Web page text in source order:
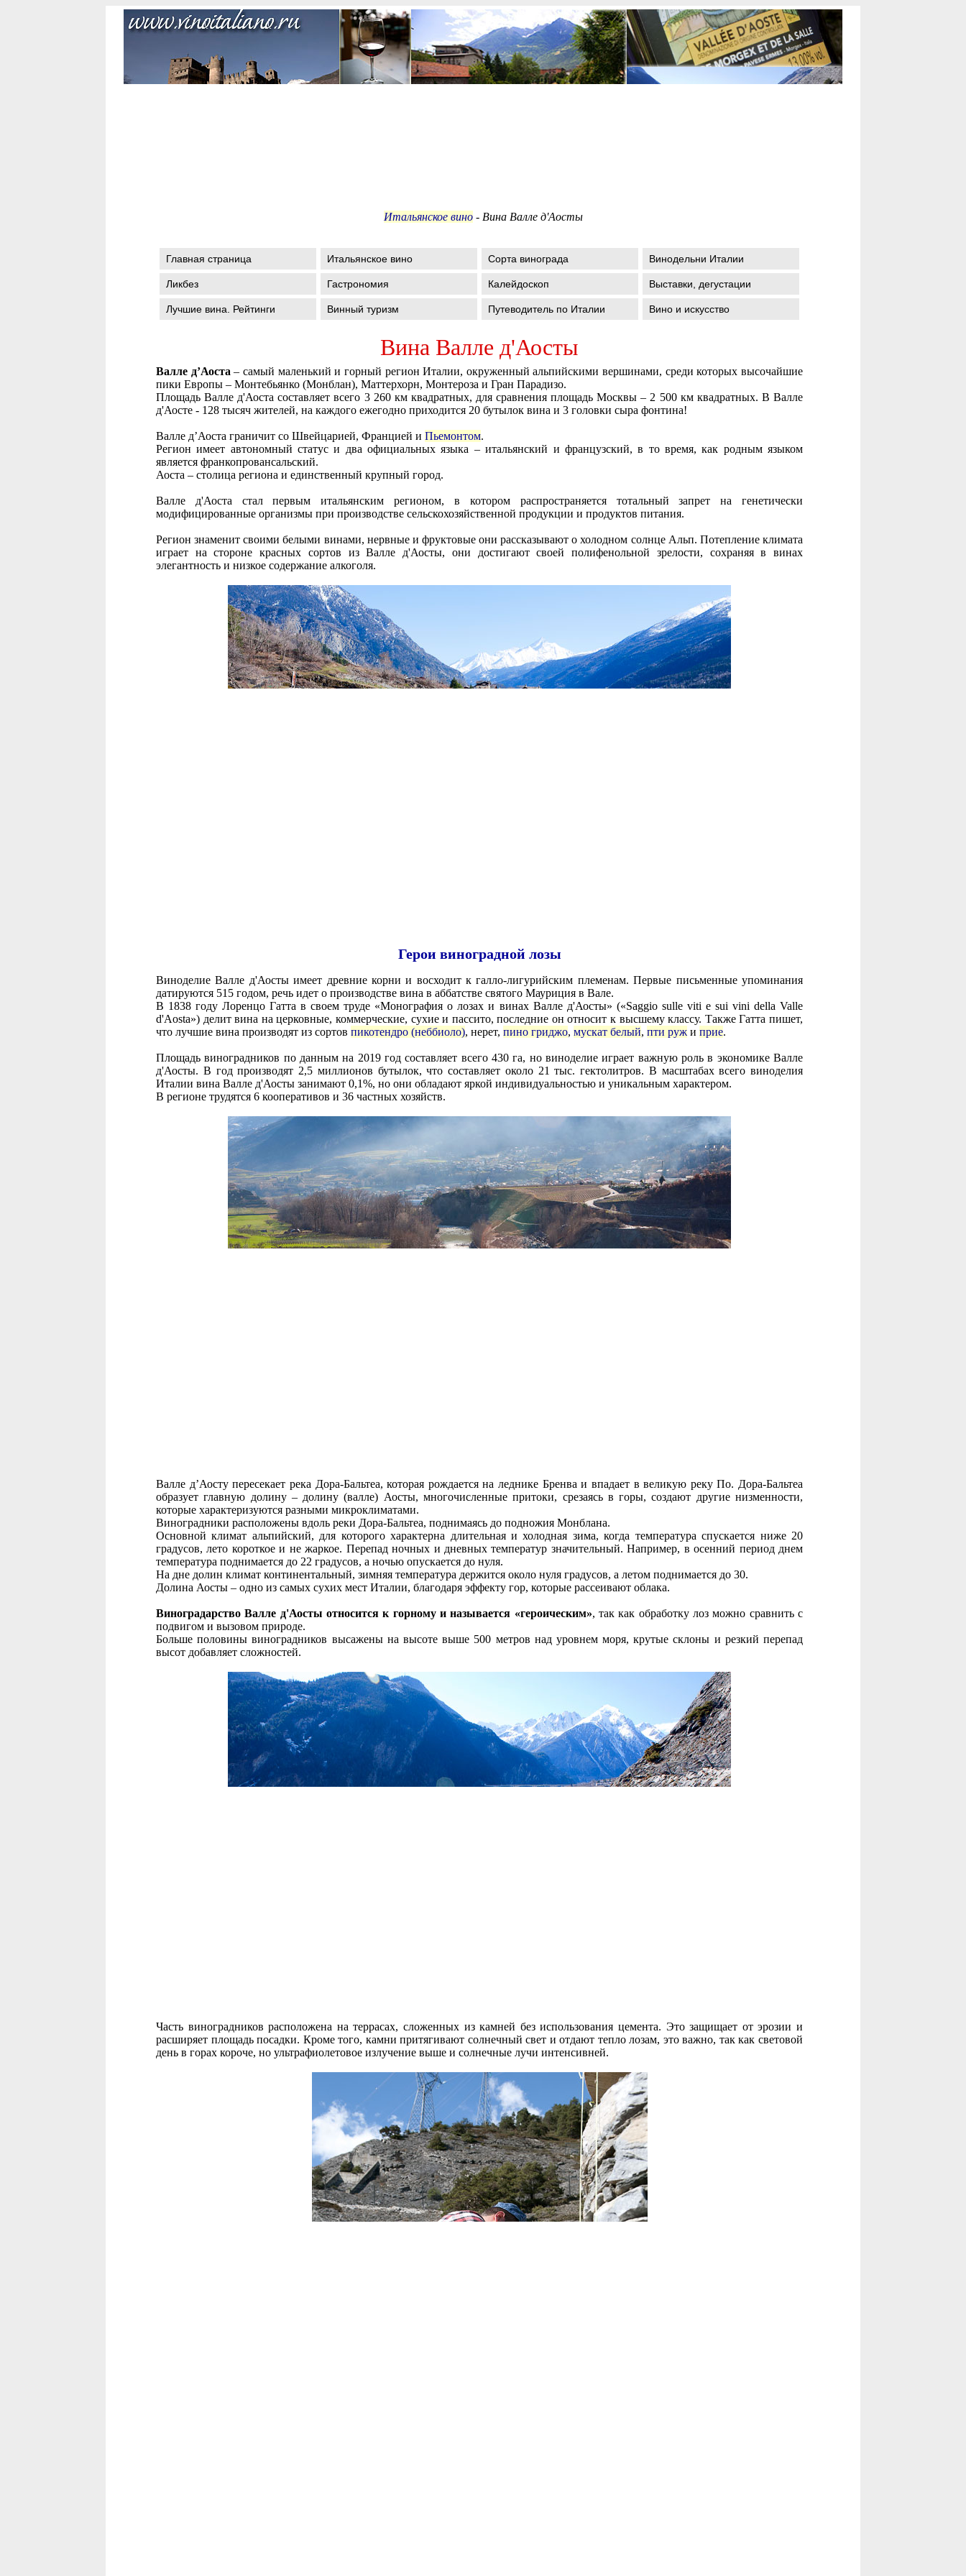
Итальянское вино- Вина Валле д'Аосты
Главная страница Итальянское вино Сорта винограда Винодельни Италии
Ликбез Гастрономия Калейдоскоп Выставки, дегустации
Лучшие вина. Рейтинги Винный туризм Путеводитель по Италии Вино и искусство
Вина Валле д'Аосты
Валле д’Аоста – самый маленький и горный регион Италии, окруженный альпийскими вершинами, среди которых высочайшие
пики Европы – Монтебьянко (Монблан), Маттерхорн, Монтероза и Гран Парадизо.
Площадь Валле д'Аоста составляет всего 3 260 км квадратных, для сравнения площадь Москвы – 2 500 км квадратных. В Валле
д'Аосте - 128 тысяч жителей, на каждого ежегодно приходится 20 бутылок вина и 3 головки сыра фонтина!
Валле д’Аоста граничит со Швейцарией, Францией и Пьемонтом.
Регион имеет автономный статус и два официальных языка – итальянский и французский, в то время, как родным языком
является франкопровансальский.
Аоста – столица региона и единственный крупный город.
Валле д'Аоста стал первым итальянским регионом, в котором распространяется тотальный запрет на генетически
модифицированные организмы при производстве сельскохозяйственной продукции и продуктов питания.
Регион знаменит своими белыми винами, нервные и фруктовые они рассказывают о холодном солнце Альп. Потепление климата
играет на стороне красных сортов из Валле д'Аосты, они достигают своей полифенольной зрелости, сохраняя в винах
элегантность и низкое содержание алкоголя.
Герои виноградной лозы
Виноделие Валле д'Аосты имеет древние корни и восходит к галло-лигурийским племенам. Первые письменные упоминания
датируются 515 годом, речь идет о производстве вина в аббатстве святого Мауриция в Вале.
В 1838 году Лоренцо Гатта в своем труде «Монография о лозах и винах Валле д'Аосты» («Saggio sulle viti e sui vini della Valle
d'Aosta») делит вина на церковные, коммерческие, сухие и пассито, последние он относит к высшему классу. Также Гатта пишет,
что лучшие вина производят из сортов пикотендро (неббиоло), нерет, пино гриджо, мускат белый, пти руж и прие.
Площадь виноградников по данным на 2019 год составляет всего 430 га, но виноделие играет важную роль в экономике Валле
д'Аосты. В год производят 2,5 миллионов бутылок, что составляет около 21 тыс. гектолитров. В масштабах всего виноделия
Италии вина Валле д'Аосты занимают 0,1%, но они обладают яркой индивидуальностью и уникальным характером.
В регионе трудятся 6 кооперативов и 36 частных хозяйств.
Валле д’Аосту пересекает река Дора-Бальтеа, которая рождается на леднике Бренва и впадает в великую реку По. Дора-Бальтеа
образует главную долину – долину (валле) Аосты, многочисленные притоки, срезаясь в горы, создают другие низменности,
которые характеризуются разными микроклиматами.
Виноградники расположены вдоль реки Дора-Бальтеа, поднимаясь до подножия Монблана.
Основной климат альпийский, для которого характерна длительная и холодная зима, когда температура спускается ниже 20
градусов, лето короткое и не жаркое. Перепад ночных и дневных температур значительный. Например, в осенний период днем
температура поднимается до 22 градусов, а ночью опускается до нуля.
На дне долин климат континентальный, зимняя температура держится около нуля градусов, а летом поднимается до 30.
Долина Аосты – одно из самых сухих мест Италии, благодаря эффекту гор, которые рассеивают облака.
Виноградарство Валле д'Аосты относится к горному и называется «героическим», так как обработку лоз можно сравнить с
подвигом и вызовом природе.
Больше половины виноградников высажены на высоте выше 500 метров над уровнем моря, крутые склоны и резкий перепад
высот добавляет сложностей.
Часть виноградников расположена на террасах, сложенных из камней без использования цемента. Это защищает от эрозии и
расширяет площадь посадки. Кроме того, камни притягивают солнечный свет и отдают тепло лозам, это важно, так как световой
день в горах короче, но ультрафиолетовое излучение выше и солнечные лучи интенсивней.